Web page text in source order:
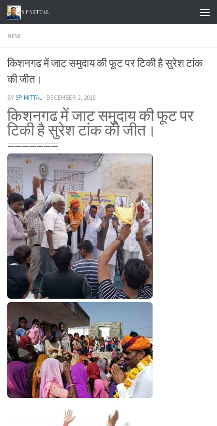
Skip to content
NEW
किशनगढ में जाट समुदाय की फूट पर टिकी है सुरेश टांक
की जीत।
BYSP MITTAL · DECEMBER 2, 2018
किशनगढ में जाट समुदाय की फूट पर
टिकी है सुरेश टांक की जीत।
=======